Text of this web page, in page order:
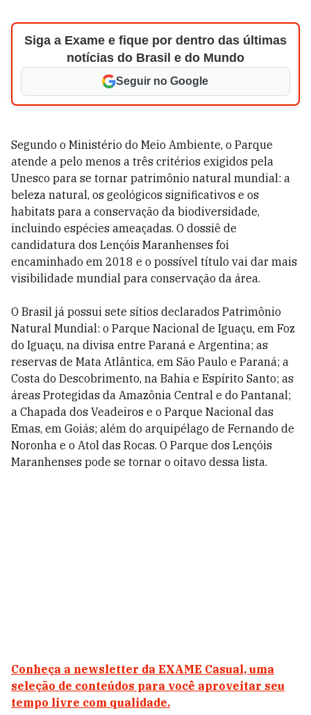
Siga a Exame e fique por dentro das últimas
notícias do Brasil e do Mundo
Seguir no Google
Segundo o Ministério do Meio Ambiente, o Parque
atende a pelo menos a três critérios exigidos pela
Unesco para se tornar patrimônio natural mundial: a
beleza natural, os geológicos significativos e os
habitats para a conservação da biodiversidade,
incluindo espécies ameaçadas. O dossiê de
candidatura dos Lençóis Maranhenses foi
encaminhado em 2018 e o possível título vai dar mais
visibilidade mundial para conservação da área.
O Brasil já possui sete sítios declarados Patrimônio
Natural Mundial: o Parque Nacional de Iguaçu, em Foz
do Iguaçu, na divisa entre Paraná e Argentina; as
reservas de Mata Atlântica, em São Paulo e Paraná; a
Costa do Descobrimento, na Bahia e Espírito Santo; as
áreas Protegidas da Amazônia Central e do Pantanal;
a Chapada dos Veadeiros e o Parque Nacional das
Emas, em Goiás; além do arquipélago de Fernando de
Noronha e o Atol das Rocas. O Parque dos Lençóis
Maranhenses pode se tornar o oitavo dessa lista.
Conheça a newsletter da EXAME Casual, uma
seleção de conteúdos para você aproveitar seu
tempo livre com qualidade.